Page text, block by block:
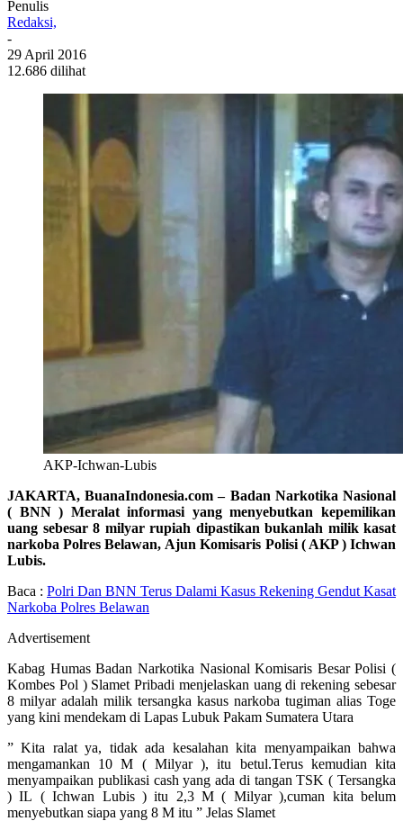
Penulis
Redaksi,
-
29 April 2016
12.686 dilihat
AKP-Ichwan-Lubis
JAKARTA, BuanaIndonesia.com – Badan Narkotika Nasional
( BNN ) Meralat informasi yang menyebutkan kepemilikan
uang sebesar 8 milyar rupiah dipastikan bukanlah milik kasat
narkoba Polres Belawan, Ajun Komisaris Polisi ( AKP ) Ichwan
Lubis.
Baca : Polri Dan BNN Terus Dalami Kasus Rekening Gendut Kasat
Narkoba Polres Belawan
Advertisement
Kabag Humas Badan Narkotika Nasional Komisaris Besar Polisi (
Kombes Pol ) Slamet Pribadi menjelaskan uang di rekening sebesar
8 milyar adalah milik tersangka kasus narkoba tugiman alias Toge
yang kini mendekam di Lapas Lubuk Pakam Sumatera Utara
” Kita ralat ya, tidak ada kesalahan kita menyampaikan bahwa
mengamankan 10 M ( Milyar ), itu betul.Terus kemudian kita
menyampaikan publikasi cash yang ada di tangan TSK ( Tersangka
) IL ( Ichwan Lubis ) itu 2,3 M ( Milyar ),cuman kita belum
menyebutkan siapa yang 8 M itu ” Jelas Slamet